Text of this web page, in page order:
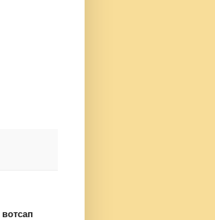
вотсап